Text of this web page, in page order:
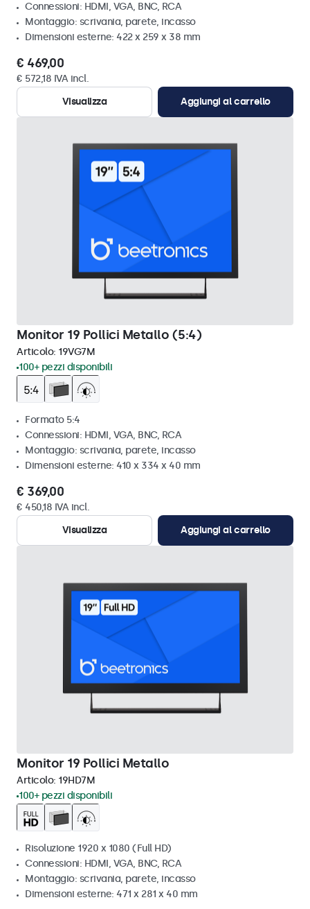
Connessioni: HDMI, VGA, BNC, RCA
Montaggio: scrivania, parete, incasso
Dimensioni esterne: 422 x 259 x 38 mm
€ 469,00
€ 572,18 IVA incl.
Visualizza
Aggiungi al carrello
Monitor 19 Pollici Metallo (5:4)
Articolo: 19VG7M
100+ pezzi disponibili
Formato 5:4
Connessioni: HDMI, VGA, BNC, RCA
Montaggio: scrivania, parete, incasso
Dimensioni esterne: 410 x 334 x 40 mm
€ 369,00
€ 450,18 IVA incl.
Visualizza
Aggiungi al carrello
Monitor 19 Pollici Metallo
Articolo: 19HD7M
100+ pezzi disponibili
Risoluzione 1920 x 1080 (Full HD)
Connessioni: HDMI, VGA, BNC, RCA
Montaggio: scrivania, parete, incasso
Dimensioni esterne: 471 x 281 x 40 mm